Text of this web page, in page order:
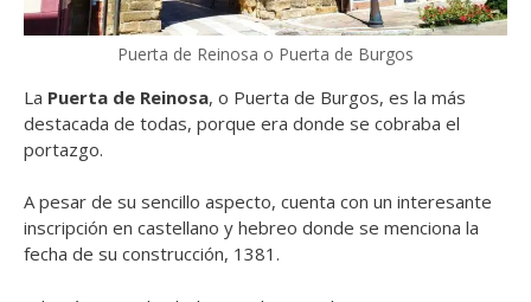
Puerta de Reinosa o Puerta de Burgos
La Puerta de Reinosa, o Puerta de Burgos, es la más
destacada de todas, porque era donde se cobraba el
portazgo.
A pesar de su sencillo aspecto, cuenta con un interesante
inscripción en castellano y hebreo donde se menciona la
fecha de su construcción, 1381.